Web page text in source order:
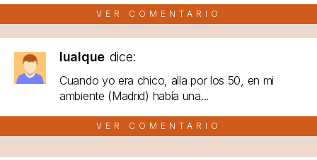
VER COMENTARIO
lualque dice:
Cuando yo era chico, alla por los 50, en mi
ambiente (Madrid) había una...
VER COMENTARIO